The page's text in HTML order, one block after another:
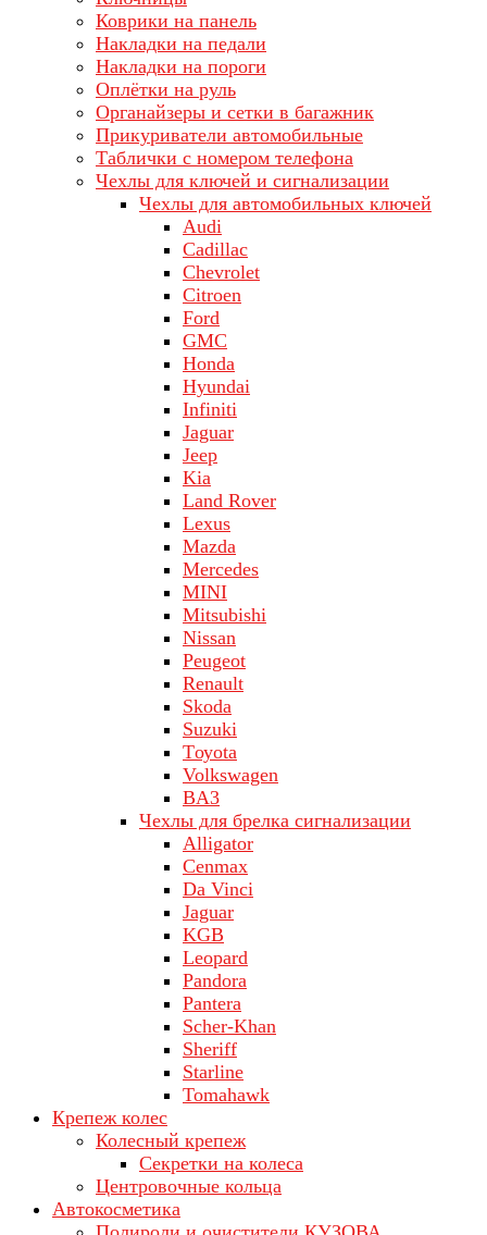
Коврики на панель
Накладки на педали
Накладки на пороги
Оплётки на руль
Органайзеры и сетки в багажник
Прикуриватели автомобильные
Таблички с номером телефона
Чехлы для ключей и сигнализации
Чехлы для автомобильных ключей
Audi
Cadillac
Chevrolet
Citroen
Ford
GMC
Honda
Hyundai
Infiniti
Jaguar
Jeep
Kia
Land Rover
Lехus
Mazda
Merсеdеs
MINI
Mitsubishi
Nissan
Peugeot
Renault
Skoda
Suzuki
Tоуоta
Volkswagen
ВA3
Чехлы для брелка сигнализации
Alligator
Cenmax
Da Vinci
Jaguar
KGB
Leopard
Pandora
Pantera
Scher-Khan
Sheriff
Starline
Tomahawk
Крепеж колес
Колесный крепеж
Секретки на колеса
Центровочные кольца
Автокосметика